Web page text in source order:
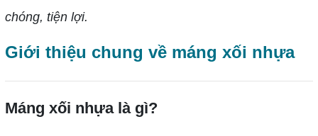
chóng, tiện lợi.
Giới thiệu chung về máng xối nhựa
Máng xối nhựa là gì?